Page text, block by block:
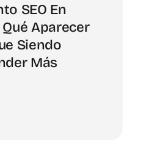
SEO En
Aparecer
Siendo
Más